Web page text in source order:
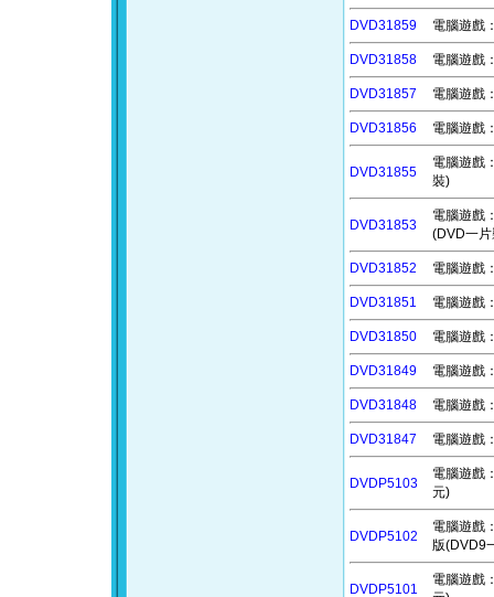
DVD31859 電腦遊戲
DVD31858 電腦遊戲
DVD31857 電腦遊戲
DVD31856 電腦遊戲
DVD31855
電腦遊戲
裝)
DVD31853
電腦遊戲
(DVD一
DVD31852 電腦遊戲
DVD31851 電腦遊戲
DVD31850 電腦遊戲
DVD31849 電腦遊戲
DVD31848 電腦遊戲
DVD31847 電腦遊戲
DVDP5103
電腦遊戲
元)
DVDP5102
電腦遊戲
版(DVD9
DVDP5101
電腦遊戲